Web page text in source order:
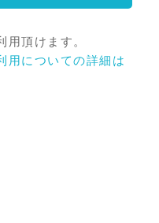
用頂けます。
用についての詳細は